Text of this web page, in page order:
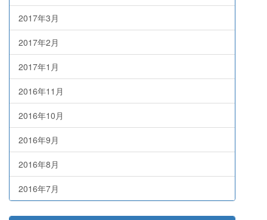
2017年3月
2017年2月
2017年1月
2016年11月
2016年10月
2016年9月
2016年8月
2016年7月